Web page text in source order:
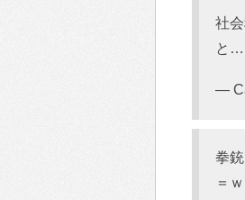
社
と…
—
拳
＝